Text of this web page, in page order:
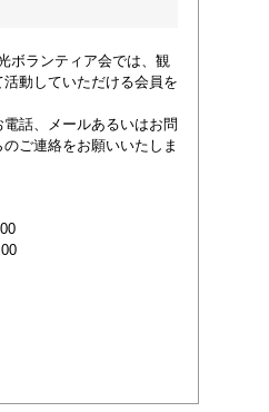
ボランティア会では、観
動していただける会員を
話、メールあるいはお問
ご連絡をお願いいたしま